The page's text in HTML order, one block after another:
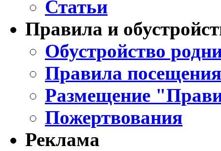
Статьи
Правила и
Обустройство
Правила
Размещение
Пожертвования
Реклама